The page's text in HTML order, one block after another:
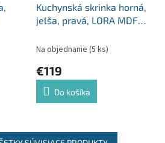
Kuchynská skrinka horná,
jelša, pravá, LORA MDF
Na objednanie (5 ks)
€119
Do košíka